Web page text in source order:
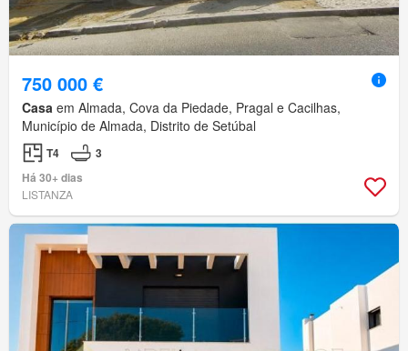
750 000 €
Casa em Almada, Cova da Piedade, Pragal e Cacilhas,
Município de Almada, Distrito de Setúbal
T4
3
Há 30+ dias
LISTANZA